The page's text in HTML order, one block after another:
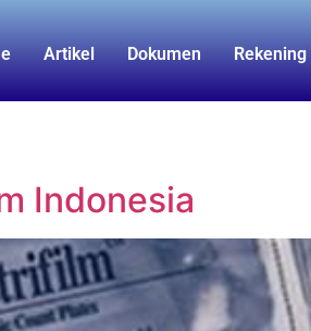
Artikel Dokumen
Indonesia